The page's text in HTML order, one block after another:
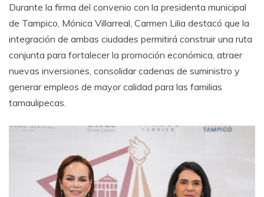
Durante la firma del convenio con la presidenta municipal
de Tampico, Mónica Villarreal, Carmen Lilia destacó que la
integración de ambas ciudades permitirá construir una ruta
conjunta para fortalecer la promoción económica, atraer
nuevas inversiones, consolidar cadenas de suministro y
generar empleos de mayor calidad para las familias
tamaulipecas.